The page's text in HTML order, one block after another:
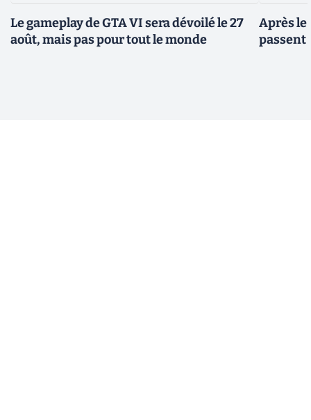
Le gameplay de GTA VI sera dévoilé le 27
août, mais pas pour tout le monde
Après le
passent